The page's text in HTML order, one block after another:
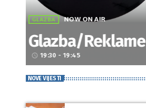
GLAZBA NOW ON AIR
Glazba/Reklame
access_time 19:30 - 19:45
NOVE VIJESTI